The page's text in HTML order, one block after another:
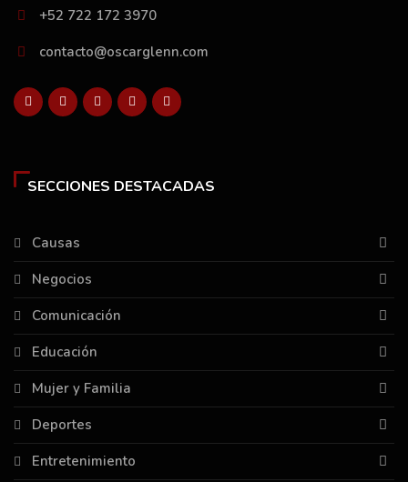
+52 722 172 3970
contacto@oscarglenn.com
SECCIONES DESTACADAS
Causas
Negocios
Comunicación
Educación
Mujer y Familia
Deportes
Entretenimiento